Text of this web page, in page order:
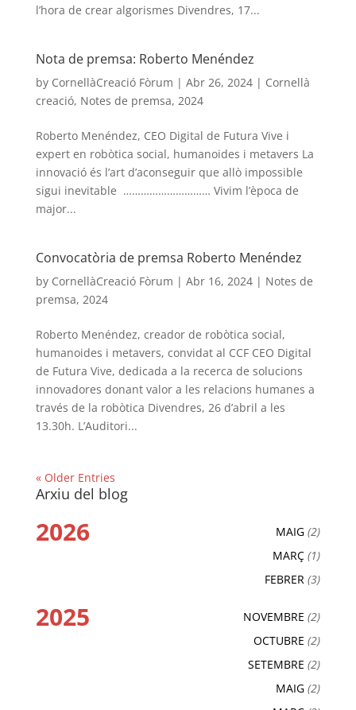
l’hora de crear algorismes Divendres, 17...
Nota de premsa: Roberto Menéndez
by CornellàCreació Fòrum | Abr 26, 2024| Cornellà
creació, Notes de premsa, 2024
Roberto Menéndez, CEO Digital de Futura Vive i
expert en robòtica social, humanoides i metavers La
innovació és l’art d’aconseguir que allò impossible
sigui inevitable ………………………… Vivim l’època de
major...
Convocatòria de premsa Roberto Menéndez
by CornellàCreació Fòrum | Abr 16, 2024| Notes de
premsa, 2024
Roberto Menéndez, creador de robòtica social,
humanoides i metavers, convidat al CCF CEO Digital
de Futura Vive, dedicada a la recerca de solucions
innovadores donant valor a les relacions humanes a
través de la robòtica Divendres, 26 d’abril a les
13.30h. L’Auditori...
« Older Entries
Arxiu del blog
2026 MAIG (2)
MARÇ (1)
FEBRER (3)
2025 NOVEMBRE (2)
OCTUBRE (2)
SETEMBRE (2)
MAIG (2)